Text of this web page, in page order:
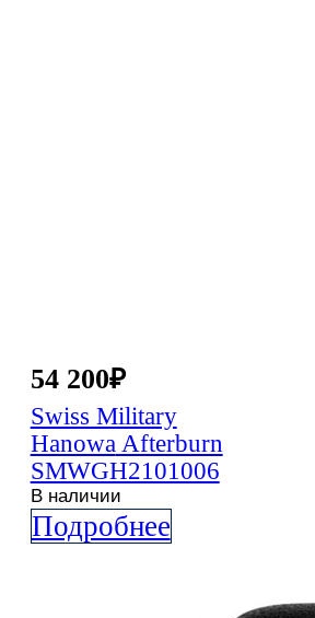
54 200₽
Swiss Military
Hanowa Afterburn
SMWGH2101006
В наличии
Подробнее